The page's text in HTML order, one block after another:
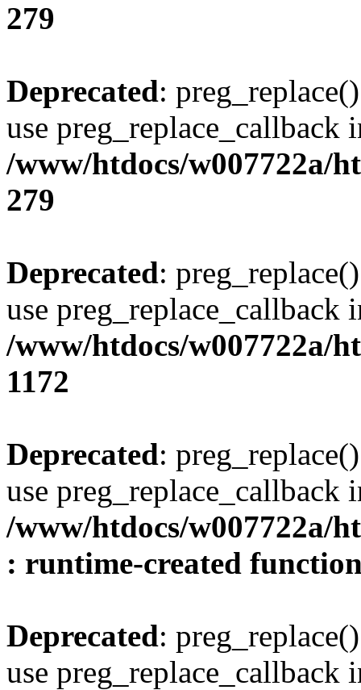
279
Deprecated:
use preg_replace_callback
/www/htdocs/w007722a/
279
Deprecated:
use preg_replace_callback
/www/htdocs/w007722a/
1172
Deprecated:
use preg_replace_callback
/www/htdocs/w007722a/
: runtime-created
Deprecated:
use preg_replace_callback